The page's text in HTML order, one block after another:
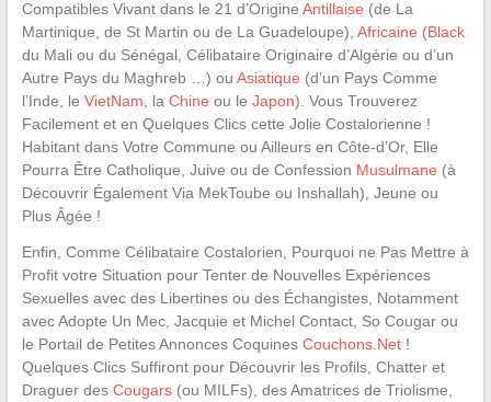
Compatibles Vivant dans le 21 d’Origine Antillaise (de La
Martinique, de St Martin ou de La Guadeloupe), Africaine (Black
du Mali ou du Sénégal, Célibataire Originaire d’Algérie ou d’un
Autre Pays du Maghreb …) ou Asiatique (d’un Pays Comme
l’Inde, le VietNam , la Chine ou le Japon). Vous Trouverez
Facilement et en Quelques Clics cette Jolie Costalorienne !
Habitant dans Votre Commune ou Ailleurs en Côte-d’Or, Elle
Pourra Être Catholique, Juive ou de Confession Musulmane (à
Découvrir Également Via MekToube ou Inshallah), Jeune ou
Plus Âgée !
Enfin, Comme Célibataire Costalorien, Pourquoi ne Pas Mettre à
Profit votre Situation pour Tenter de Nouvelles Expériences
Sexuelles avec des Libertines ou des Échangistes, Notamment
avec Adopte Un Mec, Jacquie et Michel Contact, So Cougar ou
le Portail de Petites Annonces Coquines Couchons.Net!
Quelques Clics Suffiront pour Découvrir les Profils, Chatter et
Draguer des Cougars(ou MILFs), des Amatrices de Triolisme,